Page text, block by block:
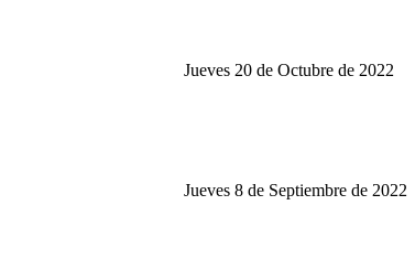
Jueves 20 de Octubre de 2022
Jueves 8 de Septiembre de 2022